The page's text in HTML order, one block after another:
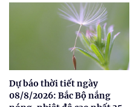
Dự báo thời tiết ngày
08/8/2026: Bắc Bộ nắng